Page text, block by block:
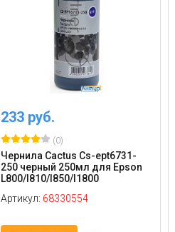
233 руб.
(0)
Чернила Cactus Cs-ept6731-
250 черный 250мл для Epson
L800/l810/l850/l1800
Артикул: 68330554